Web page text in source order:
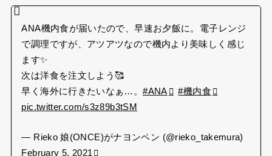
ANA機内食が届いたので、早速お夕飯に。電子レンジ
で調理ですが、アツアツなので機内より美味しく感じ
ます✨
次は洋食を注文しよう🥰
早く海外に行きたいなぁ…。#ANA
#機内食
pic.twitter.com/s3z89b3tSM
— Rieko 娘(ONCE)がナヨンペン (@rieko_takemura)
February 5, 2021